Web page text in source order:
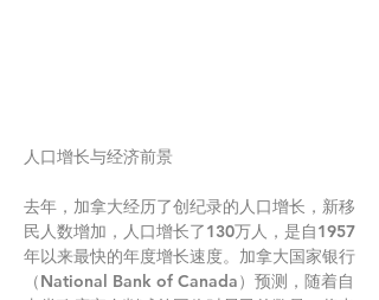
人口增长与经济前景
去年，加拿大经历了创纪录的人口增长，新移
民人数增加，人口增长了130万人，是自1957
年以来最快的年度增长速度。加拿大国家银行
（National Bank of Canada）预测，随着自